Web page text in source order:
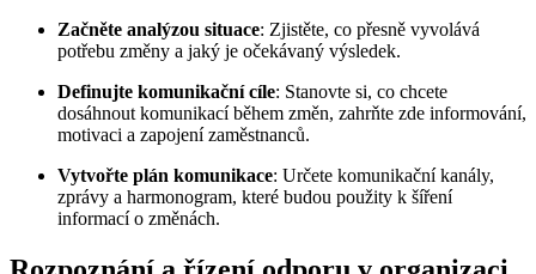
Začněte analýzou situace: Zjistěte, co přesně vyvolává
potřebu změny a jaký je očekávaný výsledek.
Definujte komunikační cíle: Stanovte si, co chcete
dosáhnout komunikací během změn, zahrňte zde informování,
motivaci a zapojení zaměstnanců.
Vytvořte plán komunikace: Určete komunikační kanály,
zprávy a harmonogram, které budou použity k šíření
informací o změnách.